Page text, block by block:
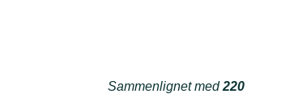
Sammenlignet med220